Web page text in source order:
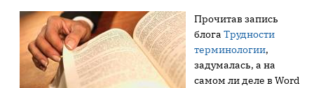
Прочитав запись
блога Трудности
терминологии,
задумалась, а на
самом ли деле в Word